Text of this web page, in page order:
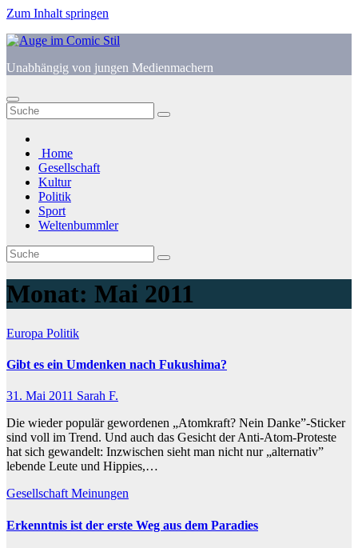
Zum Inhalt springen
Unabhängig von jungen Medienmachern
Home
Gesellschaft
Kultur
Politik
Sport
Weltenbummler
Monat: Mai 2011
Europa Politik
Gibt es ein Umdenken nach Fukushima?
31. Mai 2011 Sarah F.
Die wieder populär gewordenen „Atomkraft? Nein Danke”-Sticker
sind voll im Trend. Und auch das Gesicht der Anti-Atom-Proteste
hat sich gewandelt: Inzwischen sieht man nicht nur „alternativ”
lebende Leute und Hippies,…
GesellschaftMeinungen
Erkenntnis ist der erste Weg aus dem Paradies